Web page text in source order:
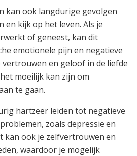
kan ook langdurige gevolgen
en kijk op het leven. Als je
of geneest, kan dit
emotionele pijn en negatieve
vertrouwen en geloof in de liefde
moeilijk kan zijn om
te gaan.
hartzeer leiden tot negatieve
zoals depressie en
kan ook je zelfvertrouwen en
waardoor je mogelijk